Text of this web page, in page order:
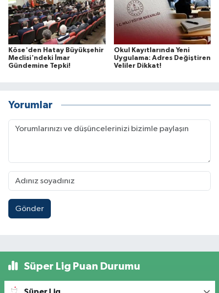
Köse'den Hatay Büyükşehir
Meclisi'ndeki İmar
Gündemine Tepki!
Okul Kayıtlarında Yeni
Uygulama: Adres Değiştiren
Veliler Dikkat!
Yorumlar
Gönder
Süper Lig Puan Durumu